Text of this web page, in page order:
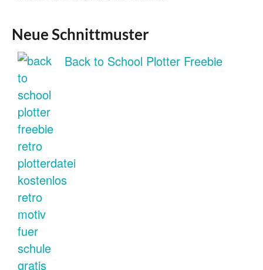
Neue Schnittmuster
Back to School Plotter Freebie